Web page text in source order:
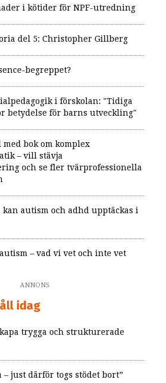
i kötider för NPF-utredning
del 5: Christopher Gillberg
begreppet?
i förskolan: "Tidiga
betydelse för barns utveckling"
bok om komplex
– vill stävja
och se fler tvärprofessionella
kan autism och adhd upptäckas i
– vad vi vet och inte vet
ANNONS
idag
trygga och strukturerade
– just därför togs stödet bort”